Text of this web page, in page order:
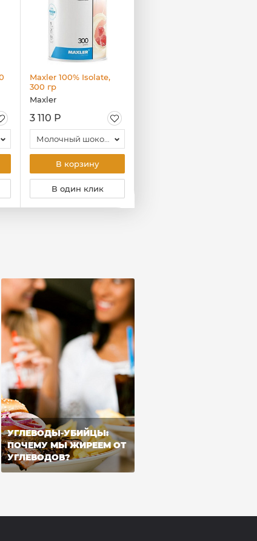
Maxler 100% Isolate,
300 гр
Maxler
3 110 Р
В корзину
В один клик
УГЛЕВОДЫ-УБИЙЦЫ:
ПОЧЕМУ МЫ ЖИРЕЕМ ОТ
УГЛЕВОДОВ?